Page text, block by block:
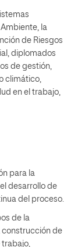
la
de Riesgos
diplomados
de gestión,
climático,
en el trabajo,
para la
desarrollo de
del proceso.
de la
construcción de
trabajo,